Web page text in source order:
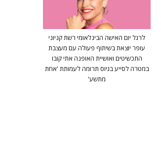
לרגל יום האישה הבינלאומי רשת קניוני
עופר יוצאת בשיתוף פעולה עם מעצבת
התכשיטים ואושיית האופנה אתי קובו
במטרה לסייע בגיוס תרומה לעמותת 'אחת
מתשע'